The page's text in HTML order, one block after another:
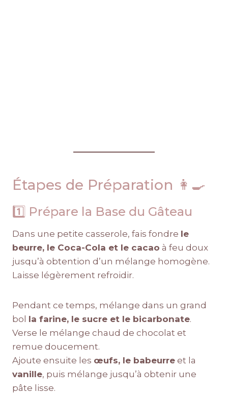
Étapes de Préparation 👩‍🍳
1️⃣ Prépare la Base du Gâteau
Dans une petite casserole, fais fondre le
beurre, le Coca-Cola et le cacao à feu doux
jusqu’à obtention d’un mélange homogène.
Laisse légèrement refroidir.
Pendant ce temps, mélange dans un grand
bol la farine, le sucre et le bicarbonate.
Verse le mélange chaud de chocolat et
remue doucement.
Ajoute ensuite les œufs, le babeurre et la
vanille, puis mélange jusqu’à obtenir une
pâte lisse.